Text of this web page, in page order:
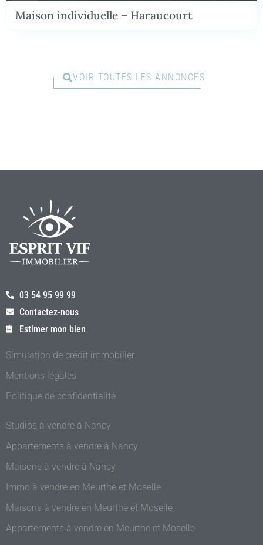
Maison individuelle – Haraucourt
VOIR TOUTES LES ANNONCES
03 54 95 99 99
Contactez-nous
Estimer mon bien
Simulation de crédit immobilier
Mentions légales
Politique de confidentialité
Studios à vendre à Nancy
Appartements à vendre à Nancy
Maisons à vendre à Nancy
Immo à vendre en Meurthe et Moselle
Maisons à vendre en Meurthe et Moselle
Appartements à vendre en Meurthe et Moselle